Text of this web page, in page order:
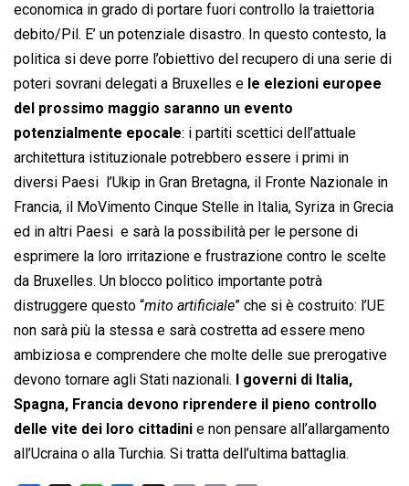
economica in grado di portare fuori controllo la traiettoria
debito/Pil. E’ un potenziale disastro. In questo contesto, la
politica si deve porre l’obiettivo del recupero di una serie di
poteri sovrani delegati a Bruxelles e le elezioni europee
del prossimo maggio saranno un evento
potenzialmente epocale: i partiti scettici dell’attuale
architettura istituzionale potrebbero essere i primi in
diversi Paesi  l’Ukip in Gran Bretagna, il Fronte Nazionale in
Francia, il MoVimento Cinque Stelle in Italia, Syriza in Grecia
ed in altri Paesi  e sarà la possibilità per le persone di
esprimere la loro irritazione e frustrazione contro le scelte
da Bruxelles. Un blocco politico importante potrà
distruggere questo “mito artificiale” che si è costruito: l’UE
non sarà più la stessa e sarà costretta ad essere meno
ambiziosa e comprendere che molte delle sue prerogative
devono tornare agli Stati nazionali.
I governi di Italia,
Spagna, Francia devono riprendere il pieno controllo
delle vite dei loro cittadini e non pensare all’allargamento
all’Ucraina o alla Turchia. Si tratta dell’ultima battaglia.